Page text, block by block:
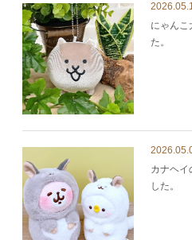
にゃん
た。
カナヘイ
した。